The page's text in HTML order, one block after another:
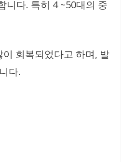
니다. 특히 4 ~50대의 중
회복되었다고 하며, 발
다.